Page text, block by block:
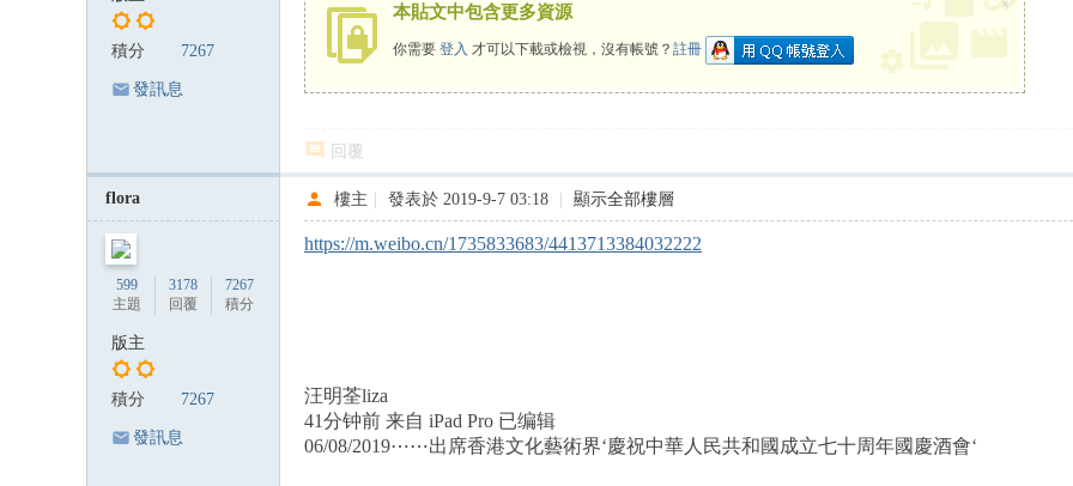
積分 7267
發訊息
本貼文中包含更多資源
你需要 登入 才可以下載或檢視，沒有帳號？ 註冊
×
回覆
flora
599
主題
3178
回覆
7267
積分
版主
積分 7267
發訊息
樓主 發表於 2019-9-7 03:18 顯示全部樓層
https://m.weibo.cn/1735833683/4413713384032222
汪明荃liza
41分钟前 来自 iPad Pro 已编辑
06/08/2019⋯⋯出席香港文化藝術界‘慶祝中華人民共和國成立七十周年國慶酒會‘